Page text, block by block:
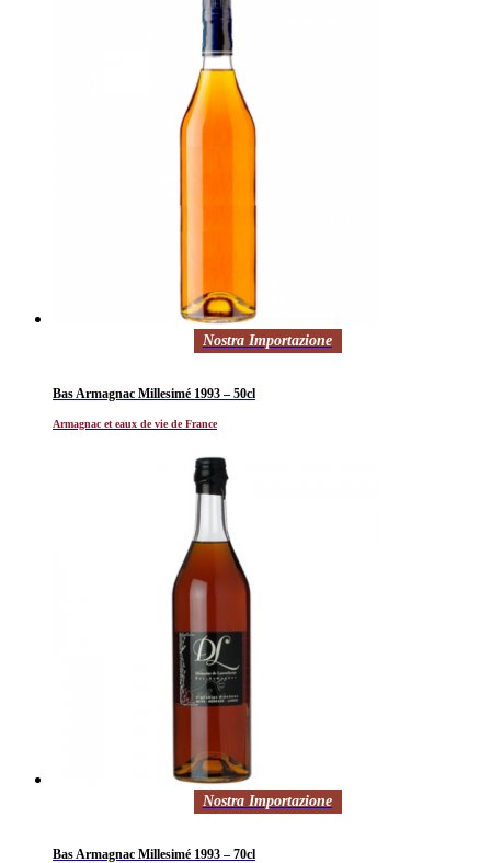
Nostra Importazione
Bas Armagnac Millesimé 1993 – 50cl
Armagnac et eaux de vie de France
Nostra Importazione
Bas Armagnac Millesimé 1993 – 70cl